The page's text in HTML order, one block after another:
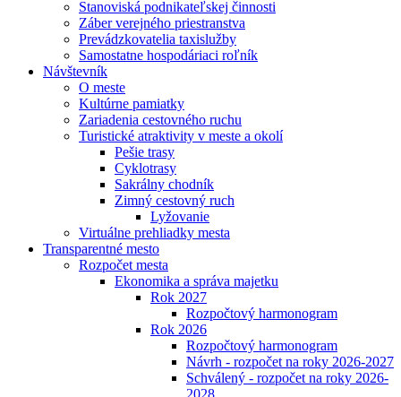
Stanoviská podnikateľskej činnosti
Záber verejného priestranstva
Prevádzkovatelia taxislužby
Samostatne hospodáriaci roľník
Návštevník
O meste
Kultúrne pamiatky
Zariadenia cestovného ruchu
Turistické atraktivity v meste a okolí
Pešie trasy
Cyklotrasy
Sakrálny chodník
Zimný cestovný ruch
Lyžovanie
Virtuálne prehliadky mesta
Transparentné mesto
Rozpočet mesta
Ekonomika a správa majetku
Rok 2027
Rozpočtový harmonogram
Rok 2026
Rozpočtový harmonogram
Návrh - rozpočet na roky 2026-2027
Schválený - rozpočet na roky 2026-
2028